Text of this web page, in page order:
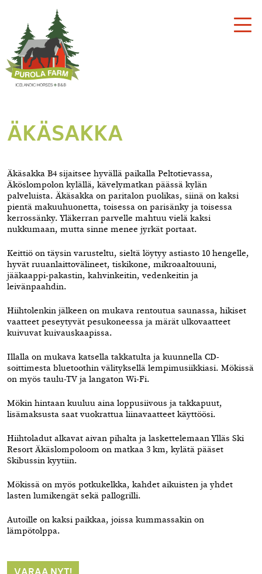
ÄKÄSAKKA
Äkäsakka B4 sijaitsee hyvällä paikalla Peltotievassa,
Äköslompolon kylällä, kävelymatkan päässä kylän
palveluista. Äkäsakka on paritalon puolikas, siinä on kaksi
pientä makuuhuonetta, toisessa on parisänky ja toisessa
kerrossänky. Yläkerran parvelle mahtuu vielä kaksi
nukkumaan, mutta sinne menee jyrkät portaat.
Keittiö on täysin varusteltu, sieltä löytyy astiasto 10 hengelle,
hyvät ruuanlaittovälineet, tiskikone, mikroaaltouuni,
jääkaappi-pakastin, kahvinkeitin, vedenkeitin ja
leivänpaahdin.
Hiihtolenkin jälkeen on mukava rentoutua saunassa, hikiset
vaatteet peseytyvät pesukoneessa ja märät ulkovaatteet
kuivuvat kuivauskaapissa.
Illalla on mukava katsella takkatulta ja kuunnella CD-
soittimesta bluetoothin välityksellä lempimusiikkiasi. Mökissä
on myös taulu-TV ja langaton Wi-Fi.
Mökin hintaan kuuluu aina loppusiivous ja takkapuut,
lisämaksusta saat vuokrattua liinavaatteet käyttöösi.
Hiihtoladut alkavat aivan pihalta ja laskettelemaan Ylläs Ski
Resort Äkäslompoloom on matkaa 3 km, kylätä pääset
Skibussin kyytiin.
Mökissä on myös potkukelkka, kahdet aikuisten ja yhdet
lasten lumikengät sekä pallogrilli.
Autoille on kaksi paikkaa, joissa kummassakin on
lämpötolppa.